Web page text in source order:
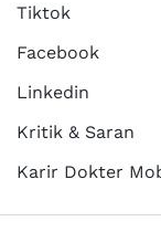
Tiktok
Facebook
Linkedin
Kritik & Saran
Karir Dokter